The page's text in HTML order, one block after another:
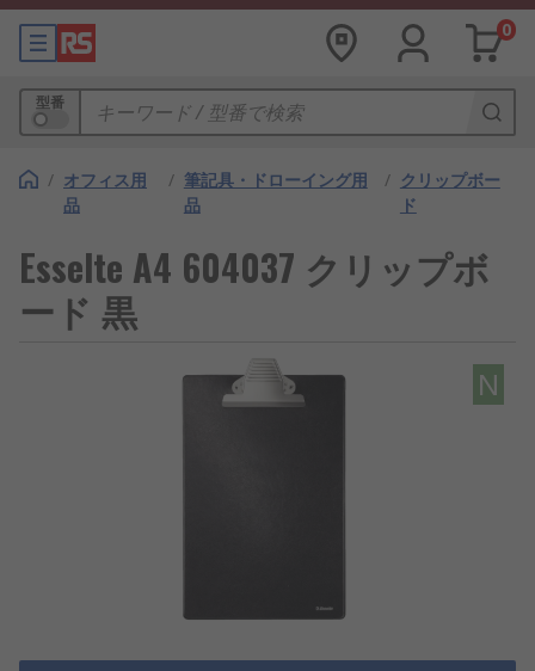
0
型番
/ オフィス用
品
/ 筆記具・ドローイング用
品
/ クリップボー
ド
Esselte A4 604037 クリップボ
ード 黒
N